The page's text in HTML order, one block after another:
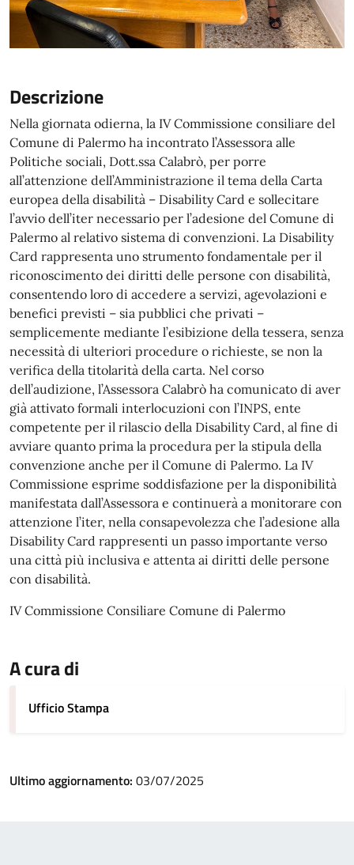
Descrizione
Nella giornata odierna, la IV Commissione consiliare del
Comune di Palermo ha incontrato l’Assessora alle
Politiche sociali, Dott.ssa Calabrò, per porre
all’attenzione dell’Amministrazione il tema della Carta
europea della disabilità – Disability Card e sollecitare
l’avvio dell’iter necessario per l’adesione del Comune di
Palermo al relativo sistema di convenzioni. La Disability
Card rappresenta uno strumento fondamentale per il
riconoscimento dei diritti delle persone con disabilità,
consentendo loro di accedere a servizi, agevolazioni e
benefici previsti – sia pubblici che privati –
semplicemente mediante l’esibizione della tessera, senza
necessità di ulteriori procedure o richieste, se non la
verifica della titolarità della carta. Nel corso
dell’audizione, l’Assessora Calabrò ha comunicato di aver
già attivato formali interlocuzioni con l’INPS, ente
competente per il rilascio della Disability Card, al fine di
avviare quanto prima la procedura per la stipula della
convenzione anche per il Comune di Palermo. La IV
Commissione esprime soddisfazione per la disponibilità
manifestata dall’Assessora e continuerà a monitorare con
attenzione l’iter, nella consapevolezza che l’adesione alla
Disability Card rappresenti un passo importante verso
una città più inclusiva e attenta ai diritti delle persone
con disabilità.
IV Commissione Consiliare Comune di Palermo
A cura di
Ufficio Stampa
Ultimo aggiornamento: 03/07/2025